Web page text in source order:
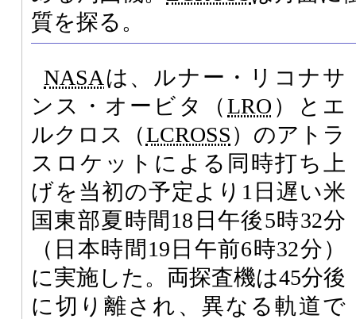
質を探る。
NASAは、ルナー・リコナサ
ンス・オービタ（LRO ）とエ
ルクロス（LCROSS）のアトラ
スロケットによる同時打ち上
げを当初の予定より1日遅い米
国東部夏時間18日午後5時32分
（日本時間19日午前6時32分）
に実施した。両探査機は45分後
に切り離され、異なる軌道で